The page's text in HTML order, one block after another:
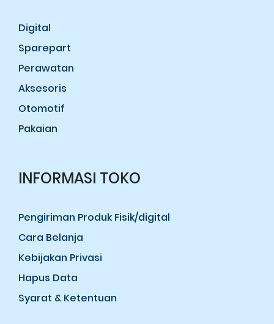
Digital
Sparepart
Perawatan
Aksesoris
Otomotif
Pakaian
INFORMASI TOKO
Pengiriman Produk Fisik/digital
Cara Belanja
Kebijakan Privasi
Hapus Data
Syarat & Ketentuan